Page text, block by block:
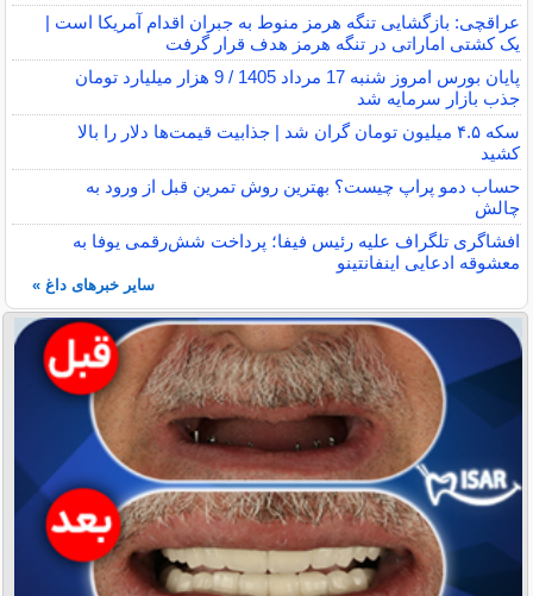
عراقچی: بازگشایی تنگه هرمز منوط به جبران اقدام آمریکا است |
یک کشتی اماراتی در تنگه هرمز هدف قرار گرفت
پایان بورس امروز شنبه 17 مرداد 1405 / 9 هزار میلیارد تومان
جذب بازار سرمایه شد
سکه ۴.۵ میلیون تومان گران شد | جذابیت قیمت‌ها دلار را بالا
کشید
حساب دمو پراپ چیست؟ بهترین روش تمرین قبل از ورود به
چالش
افشاگری تلگراف علیه رئیس فیفا؛ پرداخت شش‌رقمی یوفا به
معشوقه ادعایی اینفانتینو
سایر خبرهای داغ »